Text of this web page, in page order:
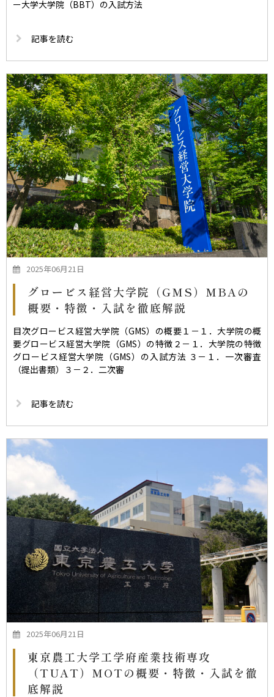
ー大学大学院（BBT）の入試方法
記事を読む
2025年06月21日
グロービス経営大学院（GMS）MBAの
概要・特徴・入試を徹底解説
目次グロービス経営大学院（GMS）の概要１－１．大学院の概
要グロービス経営大学院（GMS）の特徴２－１．大学院の特徴
グロービス経営大学院（GMS）の入試方法 ３－１．一次審査
（提出書類）３－２．二次審
記事を読む
2025年06月21日
東京農工大学工学府産業技術専攻
（TUAT）MOTの概要・特徴・入試を徹
底解説